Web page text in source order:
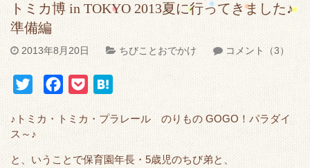
トミカ博 in TOKYO 2013夏に行ってきました♪
準備編
2013年8月20日 ちびことおでかけ コメント（3）
i
t
c
b
c
e
t
n
♪トミカ・トミカ・プラレール のりもの GOGO！パラダイ
ス～♪
と、いうことで保育園年長・5歳児のちび弟と、